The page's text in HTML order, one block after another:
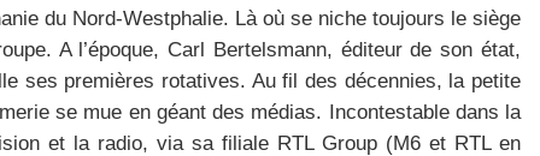
du Nord-Westphalie. Là où se niche toujours le siège
A l’époque, Carl Bertelsmann, éditeur de son état,
ses premières rotatives. Au fil des décennies, la petite
se mue en géant des médias. Incontestable dans la
et la radio, via sa filiale RTL Group (M6 et RTL en